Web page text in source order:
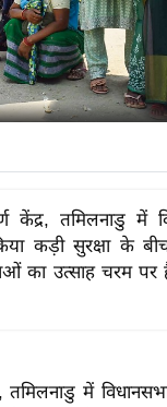
केंद्र, तमिलनाडु में
कड़ी सुरक्षा के
का उत्साह चरम
तमिलनाडु में